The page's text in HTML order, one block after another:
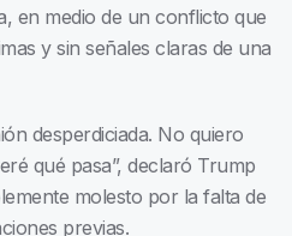
en medio de un conflicto que
y sin señales claras de una
desperdiciada. No quiero
qué pasa”, declaró Trump
molesto por la falta de
previas.